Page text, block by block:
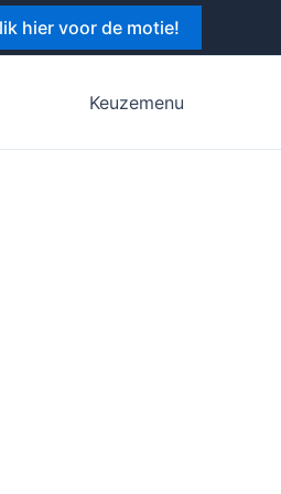
hier voor de motie!
Keuzemenu